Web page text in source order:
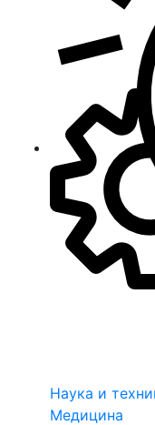
Наука и
Медицина